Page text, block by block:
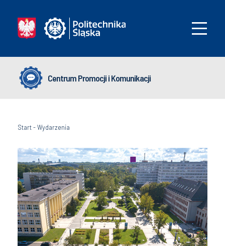
Centrum Promocji i Komunikacji
Start-Wydarzenia